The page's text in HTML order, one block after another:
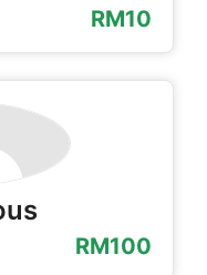
RM10
RM100